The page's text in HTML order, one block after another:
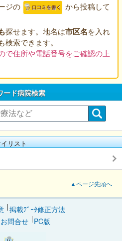
ジの
から投稿して
探せます。地名は市区名を入れ
検索できます。
で住所や電話番号をご確認の上
ード病院検索
リスト
▲ページ先頭へ
掲載ﾃﾞｰﾀ修正方法
お問合せ PC版